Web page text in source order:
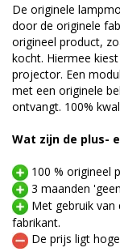
De originele
door de originele
origineel product,
kocht. Hiermee
projector. Een
met een originele
ontvangt. 100%
Wat zijn de plus-
100 % origineel
3 maanden
Met gebruik van
fabrikant.
De prijs ligt